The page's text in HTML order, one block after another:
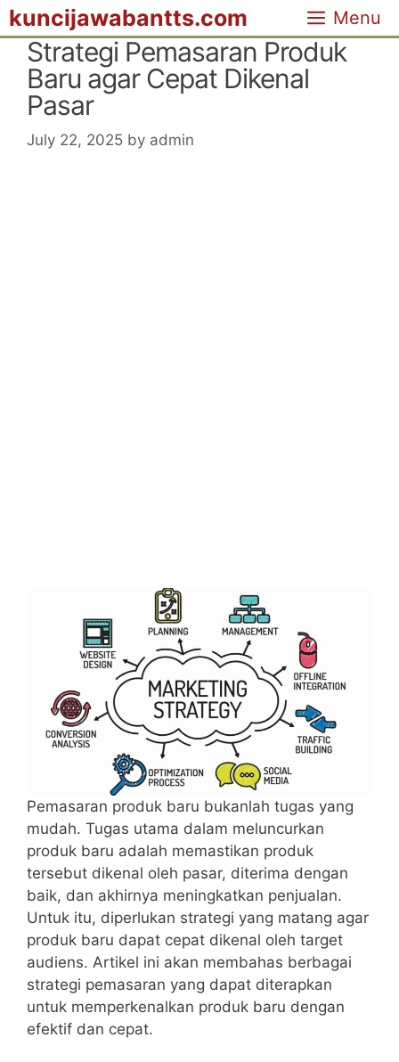
Skip
to
content
kuncijawabantts.com Menu
Strategi Pemasaran Produk
Baru agar Cepat Dikenal
Pasar
July 22, 2025 by admin
Pemasaran produk baru bukanlah tugas yang
mudah. Tugas utama dalam meluncurkan
produk baru adalah memastikan produk
tersebut dikenal oleh pasar, diterima dengan
baik, dan akhirnya meningkatkan penjualan.
Untuk itu, diperlukan strategi yang matang agar
produk baru dapat cepat dikenal oleh target
audiens. Artikel ini akan membahas berbagai
strategi pemasaran yang dapat diterapkan
untuk memperkenalkan produk baru dengan
efektif dan cepat.